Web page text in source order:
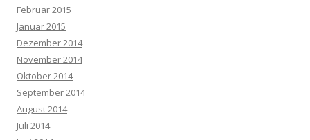
Februar 2015
Januar 2015
Dezember 2014
November 2014
Oktober 2014
September 2014
August 2014
Juli 2014